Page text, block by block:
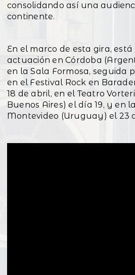
consolidando así una
continente.
En el marco de esta gira, está
actuación en Córdoba
en la Sala Formosa, seguida
en el Festival Rock en
18 de abril, en el Teatro
Buenos Aires) el día 19, y en
Montevideo (Uruguay) el 23